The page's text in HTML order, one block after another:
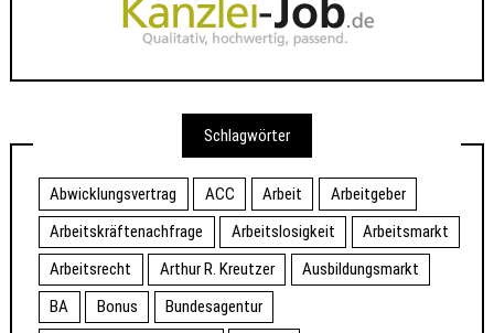
Schlagwörter
Abwicklungsvertrag ACC Arbeit
Arbeitgeber
Arbeitskräftenachfrage
Arbeitslosigkeit
Arbeitsmarkt
Arbeitsrecht
Arthur R. Kreutzer
Ausbildungsmarkt
BA
Bonus
Bundesagentur